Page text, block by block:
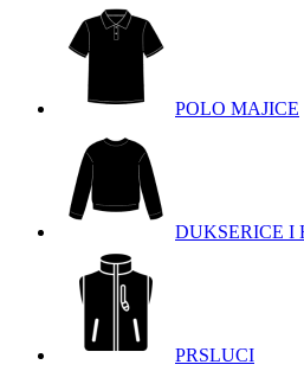
POLO MAJICE
DUKSERICE I
PRSLUCI